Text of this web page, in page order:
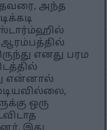
அந்த
எனது பரம
என்னால்
ஒரு